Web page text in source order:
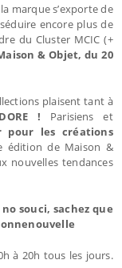
marque s’exporte de
encore plus de
du Cluster MCIC (+
& Objet, du 20
plaisent tant à
! Parisiens et
pour les créations
édition de Maison &
nouvelles tendances
souci, sachez que
à 20h tous les jours.